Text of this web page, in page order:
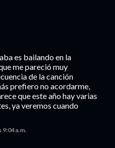
es bailando en la
me pareció muy
de la canción
prefiero no acordarme,
que este año hay varias
ya veremos cuando
9:04 a.m.